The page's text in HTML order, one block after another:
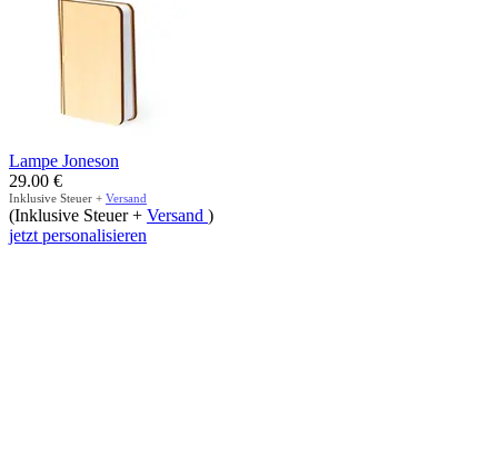
Lampe Joneson
29.00 €
Inklusive Steuer + Versand
(Inklusive Steuer + Versand )
jetzt personalisieren